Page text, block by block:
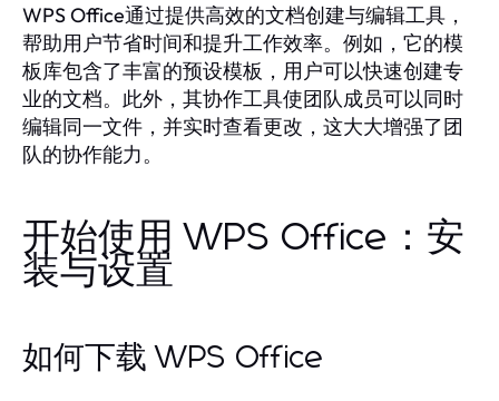
WPS Office通过提供高效的文档创建与编辑工具，
帮助用户节省时间和提升工作效率。例如，它的模
板库包含了丰富的预设模板，用户可以快速创建专
业的文档。此外，其协作工具使团队成员可以同时
编辑同一文件，并实时查看更改，这大大增强了团
队的协作能力。
开始使用 WPS Office：安
装与设置
如何下载 WPS Office